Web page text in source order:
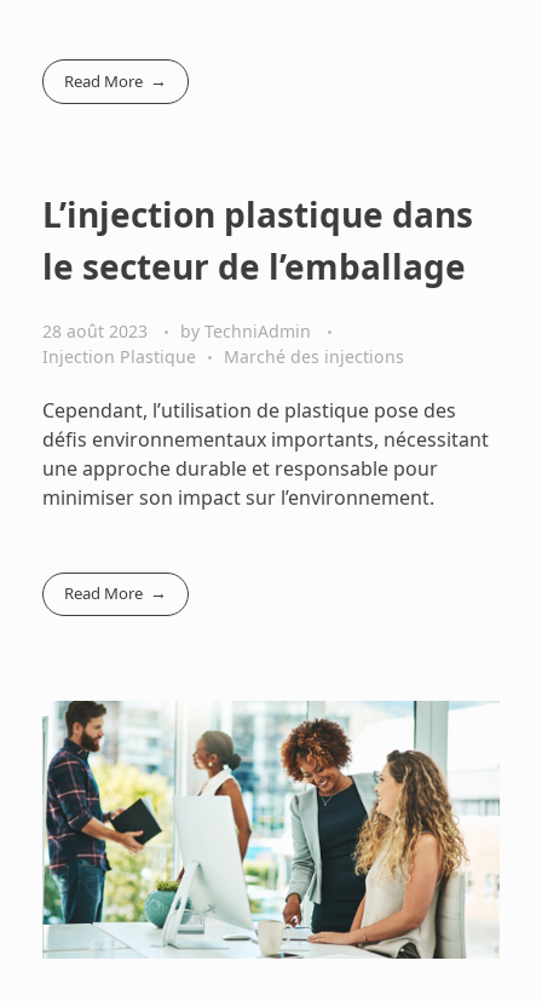
Read More
L’injection plastique dans
le secteur de l’emballage
28 août 2023 by TechniAdmin
Injection Plastique
Marché des injections
Cependant, l’utilisation de plastique pose des
défis environnementaux importants, nécessitant
une approche durable et responsable pour
minimiser son impact sur l’environnement.
Read More